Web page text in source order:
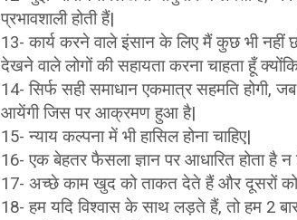
प्रभावशाली होती हैं|
13- कार्य करने वाले इंसान के लिए मैं कुछ भी नहीं
देखने वाले लोगों की सहायता करना चाहता हूँ
14- सिर्फ सही समाधान एकमात्र सहमति होगी,
आयेंगी जिस पर आक्रमण हुआ है|
15- न्याय कल्पना में भी हासिल होना चाहिए|
16- एक बेहतर फैसला ज्ञान पर आधारित होता है
17- अच्छे काम खुद को ताकत देते हैं और दूसरों
18- हम यदि विश्वास के साथ लड़ते हैं, तो हम 2